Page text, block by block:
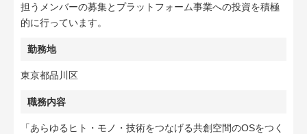
担うメンバーの募集とプラットフォーム事業への投資を積極
的に行っています。
勤務地
東京都品川区
職務内容
「あらゆるヒト・モノ・技術をつなげる共創空間のOSをつく